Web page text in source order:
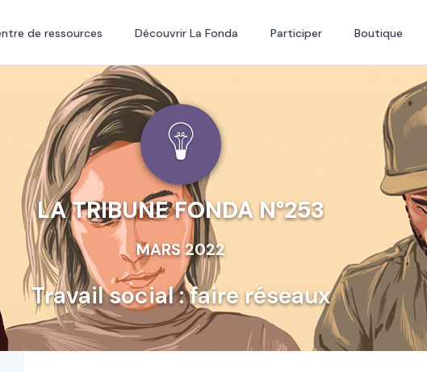
de ressources Découvrir La Fonda Participer Boutique
LA TRIBUNE FONDA N°253
MARS 2022
Travail social : faire réseaux